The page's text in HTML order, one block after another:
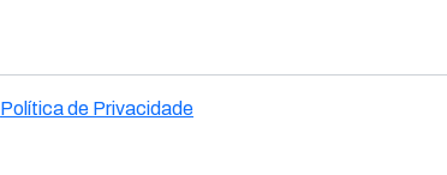
Política de Privacidade